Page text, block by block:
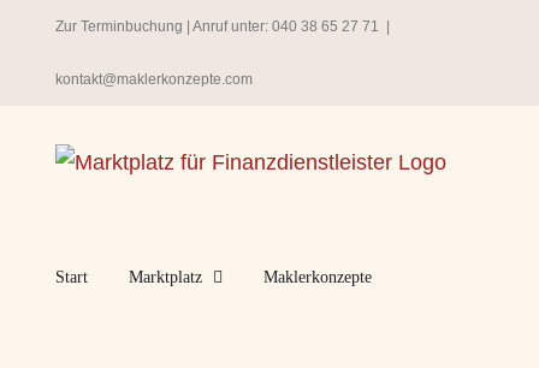
springen
Zur Terminbuchung | Anruf unter: 040 38 65 27 71
kontakt@maklerkonzepte.com
Start Marktplatz Maklerkonzepte